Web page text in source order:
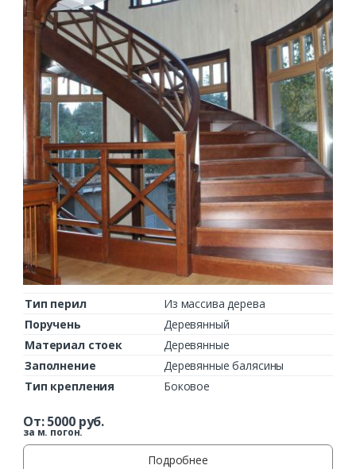
Тип перил
Из массива дерева
Поручень
Деревянный
Материал стоек
Деревянные
Заполнение
Деревянные балясины
Тип крепления
Боковое
От:5000руб.
за м. погон.
Подробнее